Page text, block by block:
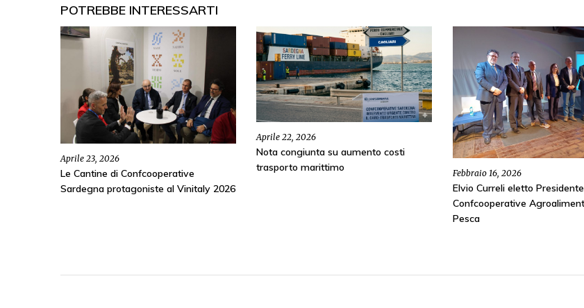
POTREBBE INTERESSARTI
Aprile 23, 2026
Le Cantine di Confcooperative
Sardegna protagoniste al Vinitaly 2026
Aprile 22, 2026
Nota congiunta su aumento costi
trasporto marittimo
Febbraio 16, 2026
Elvio Curreli eletto
Confcooperative
Pesca